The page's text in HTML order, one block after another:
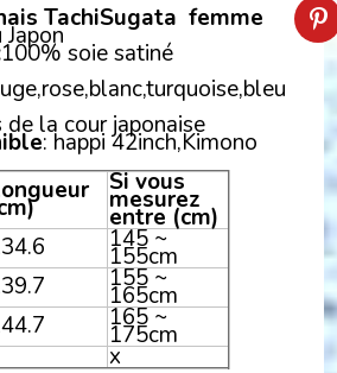
TachiSugata femme
Japon
100% soie satiné
de la cour japonaise
: happi 42inch,Kimono
Si vous
mesurez
entre (cm)
145 ~
155cm
155 ~
165cm
165 ~
175cm
x